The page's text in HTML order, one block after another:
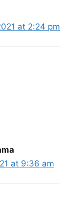
at 2:24 pm
at 9:36 am